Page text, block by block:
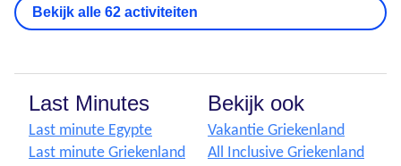
Bekijk alle 62 activiteiten
Last Minutes
Last minute Egypte
Last minute Griekenland
Bekijk ook
Vakantie Griekenland
All Inclusive Griekenland